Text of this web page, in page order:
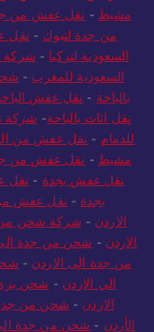
للرياض - نقل عفش من
مشيط -نقل عفش من
من جدة لتبوك-نقل
السعودية لتركيا
-
السعودية للمغرب
-
بالباحة- نقل عفش
نقل اثاث بالباحة-
للدمام - نقل عفش من
مشيط- نقل عفش من
نقل عفش بجدة - نقل
بجدة- نقل عفش من
الاردن - شركة شحن من
الاردن-شحن من جدة الى
من جدة الى الاردن-
الي الاردن - شحن
الاردن - شحن من جدة